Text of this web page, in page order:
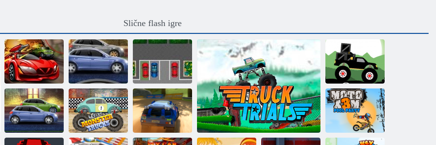
Slične flash igre
Špijun
automobil
Žestoki Street
Racing
Strast za
parkiranje
Čudovište
kamion: Les
isporuke